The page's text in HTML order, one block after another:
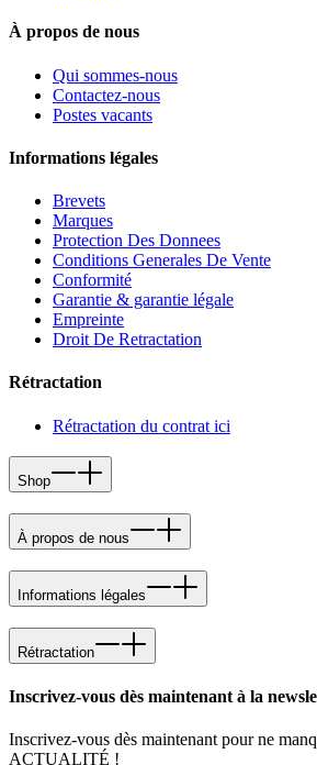
À propos de nous
Qui sommes-nous
Contactez-nous
Postes vacants
Informations légales
Brevets
Marques
Protection Des Donnees
Conditions Generales De Vente
Conformité
Garantie & garantie légale
Empreinte
Droit De Retractation
Rétractation
Rétractation du contrat ici
Shop
À propos de nous
Informations légales
Rétractation
Inscrivez-vous dès maintenant à la
Inscrivez-vous dès maintenant pour ne
ACTUALITÉ !